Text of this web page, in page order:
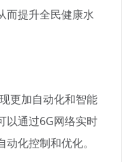
而提升全民健康水
更加自动化和智能
以通过6G网络实时
化控制和优化。